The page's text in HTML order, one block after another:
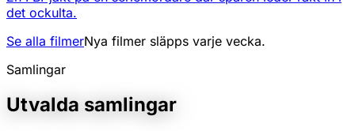
det ockulta.
Se alla filmerNya filmer släpps varje vecka.
Samlingar
Utvalda samlingar